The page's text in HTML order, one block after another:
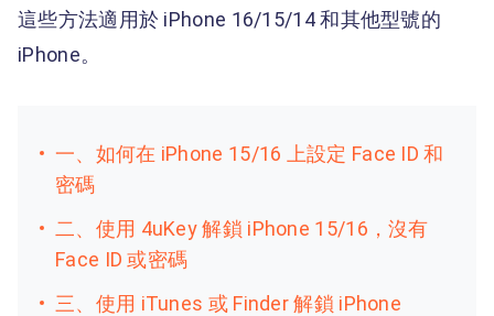
這些方法適用於 iPhone 16/15/14 和其他型號的
iPhone。
一、如何在 iPhone 15/16 上設定 Face ID 和
密碼
二、使用 4uKey 解鎖 iPhone 15/16，沒有
Face ID 或密碼
三、使用 iTunes 或 Finder 解鎖 iPhone